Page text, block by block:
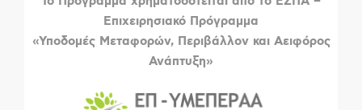
Επιχειρησιακό Πρόγραμμα
«Υποδομές Μεταφορών, Περιβάλλον και Αειφόρος
Ανάπτυξη»